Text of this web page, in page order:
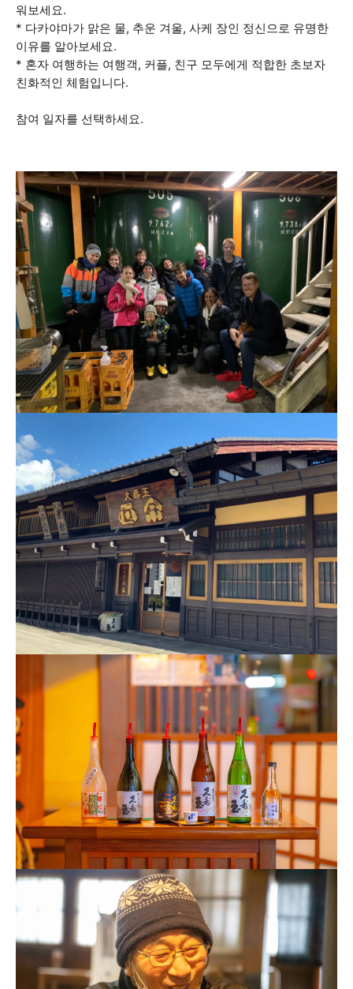
워보세요.
* 다카야마가 맑은 물, 추운 겨울, 사케 장인 정신으로 유명한
이유를 알아보세요.
* 혼자 여행하는 여행객, 커플, 친구 모두에게 적합한 초보자
친화적인 체험입니다.
참여 일자를 선택하세요.